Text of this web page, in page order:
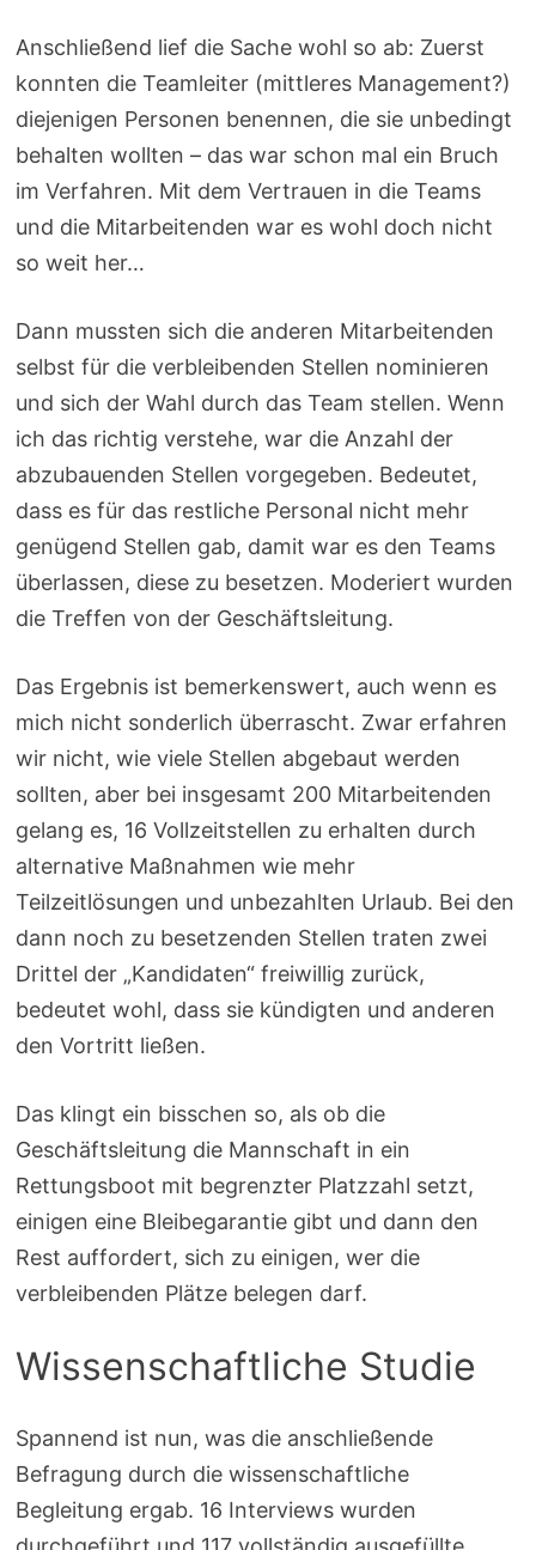
Anschließend lief die Sache wohl so ab: Zuerst
konnten die Teamleiter (mittleres Management?)
diejenigen Personen benennen, die sie unbedingt
behalten wollten – das war schon mal ein Bruch
im Verfahren. Mit dem Vertrauen in die Teams
und die Mitarbeitenden war es wohl doch nicht
so weit her…
Dann mussten sich die anderen Mitarbeitenden
selbst für die verbleibenden Stellen nominieren
und sich der Wahl durch das Team stellen. Wenn
ich das richtig verstehe, war die Anzahl der
abzubauenden Stellen vorgegeben. Bedeutet,
dass es für das restliche Personal nicht mehr
genügend Stellen gab, damit war es den Teams
überlassen, diese zu besetzen. Moderiert wurden
die Treffen von der Geschäftsleitung.
Das Ergebnis ist bemerkenswert, auch wenn es
mich nicht sonderlich überrascht. Zwar erfahren
wir nicht, wie viele Stellen abgebaut werden
sollten, aber bei insgesamt 200 Mitarbeitenden
gelang es, 16 Vollzeitstellen zu erhalten durch
alternative Maßnahmen wie mehr
Teilzeitlösungen und unbezahlten Urlaub. Bei den
dann noch zu besetzenden Stellen traten zwei
Drittel der „Kandidaten“ freiwillig zurück,
bedeutet wohl, dass sie kündigten und anderen
den Vortritt ließen.
Das klingt ein bisschen so, als ob die
Geschäftsleitung die Mannschaft in ein
Rettungsboot mit begrenzter Platzzahl setzt,
einigen eine Bleibegarantie gibt und dann den
Rest auffordert, sich zu einigen, wer die
verbleibenden Plätze belegen darf.
Wissenschaftliche Studie
Spannend ist nun, was die anschließende
Befragung durch die wissenschaftliche
Begleitung ergab. 16 Interviews wurden